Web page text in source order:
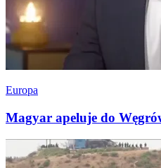
Europa
Magyar apeluje do